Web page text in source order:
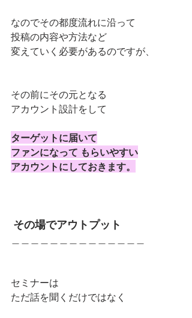
なのでその都度流れに沿って
投稿の内容や方法など
変えていく必要があるのですが、
その前にその元となる
アカウント設計をして
ターゲットに届いて
ファンになって もらいやすい
アカウントにしておきます。
その場でアウトプット
セミナーは
ただ話を聞くだけではなく